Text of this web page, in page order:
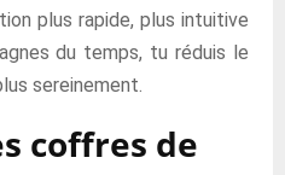
plus rapide, plus intuitive
du temps, tu réduis le
sereinement.
coffres de